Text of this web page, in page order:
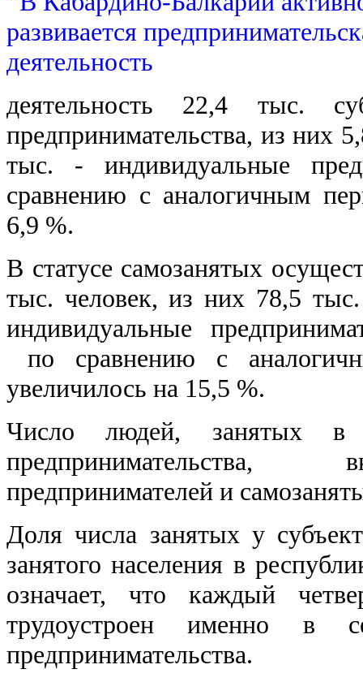
деятельность 22,4 тыс.
предпринимательства, из них
тыс. - индивидуальные
сравнению с аналогичным
6,9 %.
В статусе самозанятых
тыс. человек, из них 78,5
индивидуальные
по сравнению с
увеличилось на 15,5 %.
Число людей, занятых в
предпринимательства,
предпринимателей и
Доля числа занятых у
занятого населения в
означает, что каждый
трудоустроен именно в
предпринимательства.